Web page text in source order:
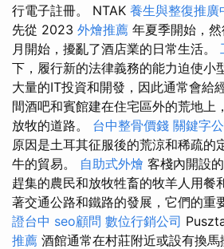
行電子註冊。 NTAK 養生與整復推廣
先從 2023 外燴推薦 年夏季開始，
月開始，擾亂了酒店業的日常生活。
下，履行新的法律義務的能力迫使小
大量的IT投資和開發，因此通常會給
間酒吧和賓館建在住宅區外的荒地上
放牧的道路。 台中整骨價錢 關鍵字
原因是土耳其征服後的荒涼和稀疏的
牛的貿易。 自助式外燴 客棧內開設
趕集的農民和放牧牲畜的牧羊人用餐
著交通公路和鐵路的發展，它們的重
證台中 seo顧問 數位行銷公司
推薦 酒館通常在村莊附近或設有換馬